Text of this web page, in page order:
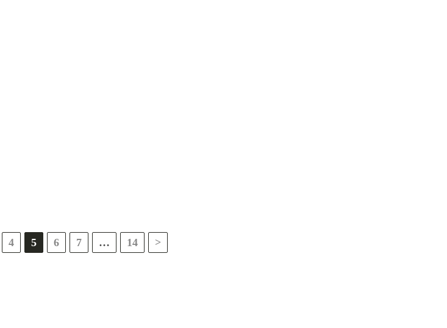
4 5 6 7 … 14 >